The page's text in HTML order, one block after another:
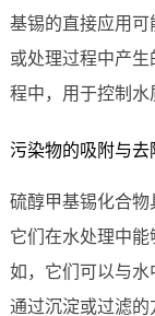
基锡的直接应用
或处理过程中产
程中，用于控制水
污染物的吸附与去
硫醇甲基锡化合
它们在水处理中
如，它们可以与
通过沉淀或过滤